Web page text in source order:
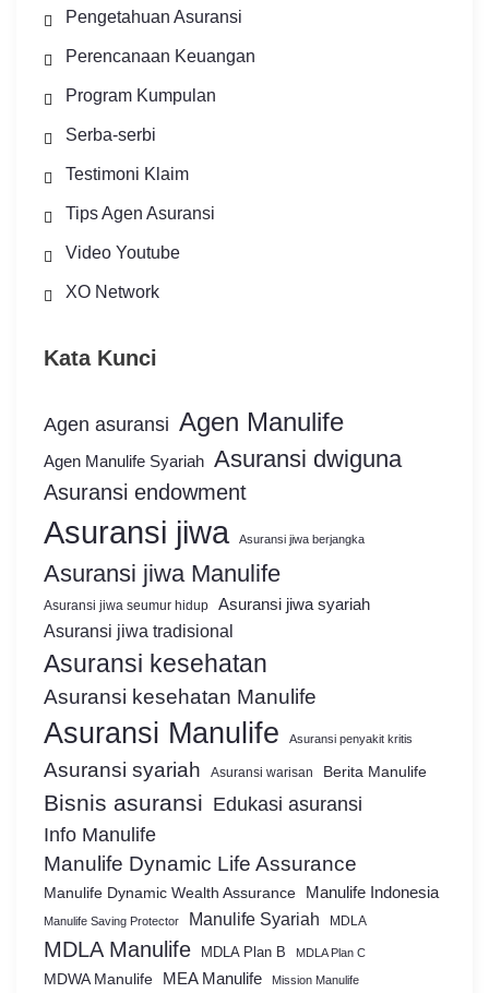
Pengetahuan Asuransi
Perencanaan Keuangan
Program Kumpulan
Serba-serbi
Testimoni Klaim
Tips Agen Asuransi
Video Youtube
XO Network
Kata Kunci
Agen asuransi Agen Manulife
Agen Manulife Syariah Asuransi dwiguna
Asuransi endowment
Asuransi jiwa Asuransi jiwa berjangka
Asuransi jiwa Manulife
Asuransi jiwa seumur hidup Asuransi jiwa syariah
Asuransi jiwa tradisional
Asuransi kesehatan
Asuransi kesehatan Manulife
Asuransi Manulife Asuransi penyakit kritis
Asuransi syariah Asuransi warisan Berita Manulife
Bisnis asuransi Edukasi asuransi
Info Manulife
Manulife Dynamic Life Assurance
Manulife Dynamic Wealth Assurance Manulife Indonesia
Manulife Saving Protector Manulife Syariah MDLA
MDLA Manulife MDLA Plan B MDLA Plan C
MDWA Manulife MEA Manulife Mission Manulife